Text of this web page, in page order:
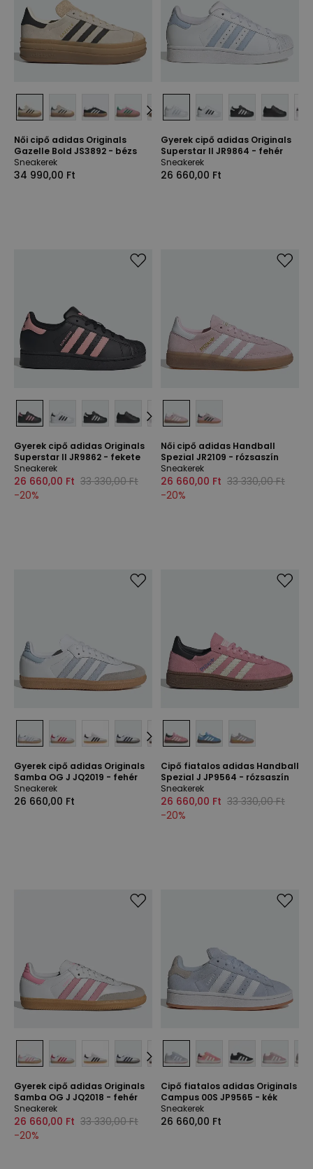
Női cipő adidas Originals
Gazelle Bold JS3892 - bézs
Sneakerek
34 990,00 Ft
Gyerek cipő adidas Originals
Superstar II JR9864 - fehér
Sneakerek
26 660,00 Ft
Gyerek cipő adidas Originals
Superstar II JR9862 - fekete
Sneakerek
26 660,00 Ft 33 330,00 Ft
-20%
Női cipő adidas Handball
Spezial JR2109 - rózsaszín
Sneakerek
26 660,00 Ft 33 330,00 Ft
-20%
Gyerek cipő adidas Originals
Samba OG J JQ2019 - fehér
Sneakerek
26 660,00 Ft
Cipő fiatalos adidas Handball
Spezial J JP9564 - rózsaszín
Sneakerek
26 660,00 Ft 33 330,00 Ft
-20%
Gyerek cipő adidas Originals
Samba OG J JQ2018 - fehér
Sneakerek
26 660,00 Ft 33 330,00 Ft
-20%
Cipő fiatalos adidas Originals
Campus 00S JP9565 - kék
Sneakerek
26 660,00 Ft